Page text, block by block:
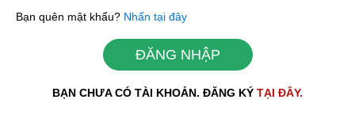
Bạn quên mật khẩu? Nhấn tại đây
ĐĂNG NHẬP
BẠN CHƯA CÓ TÀI KHOẢN. ĐĂNG KÝ TẠI ĐÂY.
ĐĂNG KÝ TƯ VẤN MIỄN
PHÍ